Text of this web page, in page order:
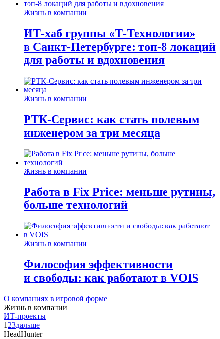
Жизнь в компании
ИТ-хаб группы «Т-Технологии»
в Санкт-Петербурге: топ-8 локаций
для работы и вдохновения
Жизнь в компании
РТК-Сервис: как стать полевым
инженером за три месяца
Жизнь в компании
Работа в Fix Price: меньше рутины,
больше технологий
Жизнь в компании
Философия эффективности
и свободы: как работают в VOIS
О компаниях в игровой форме
Жизнь в компании
ИТ-проекты
1 23дальше
HeadHunter